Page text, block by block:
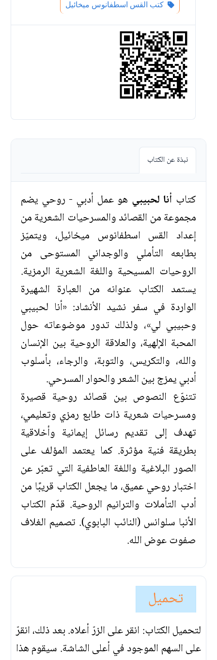
كتب القس اسطفانوس ميخائيل
نبذة عن الكتاب
كتاب أنا لحبيبي هو عمل أدبي - روحي يضم
مجموعة من القصائد والمسرحيات الشعرية من
إعداد القس اسطفانوس ميخائيل، ويتميّز
بطابعه التأملي والوجداني المستوحى من
الروحيات المسيحية واللغة الشعرية الرمزية.
يستمد الكتاب عنوانه من العبارة الشهيرة
الواردة في سفر نشيد الأنشاد: «أنا لحبيبي
وحبيبي لي»، ولذلك تدور موضوعاته حول
المحبة الإلهية، والعلاقة الروحية بين الإنسان
والله، والتكريس، والتوبة، والرجاء، بأسلوب
أدبي يمزج بين الشعر والحوار المسرحي.
تتنوّع النصوص بين قصائد روحية قصيرة
ومسرحيات شعرية ذات طابع رمزي وتعليمي،
تهدف إلى تقديم رسائل إيمانية وأخلاقية
بطريقة فنية مؤثرة. كما يعتمد المؤلف على
الصور البلاغية واللغة العاطفية التي تعبّر عن
اختبار روحي عميق، ما يجعل الكتاب قريبًا من
أدب التأملات والترانيم الروحية. قدّم الكتاب
الأنبا سلوانس (النائب البابوي). تصميم الغلاف
صفوت عوض الله.
تحميل
لتحميل الكتاب: انقر على الزرّ أعلاه. بعد ذلك، انقرّ
على السهم الموجود في أعلى الشاشة. سيقوم هذا